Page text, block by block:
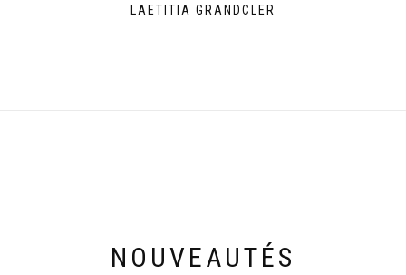
LAETITIA GRANDCLER
NOUVEAUTÉS